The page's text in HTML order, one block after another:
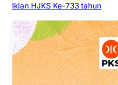
Iklan HJKS Ke-733 tahun